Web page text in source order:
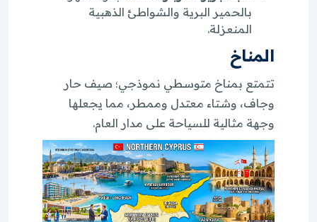
بالحمير البرية والشواطئ الذهبية
المنعزلة.
المناخ
تتمتع بمناخ متوسطي نموذجي؛ صيف حار
وجاف، وشتاء معتدل وممطر، مما يجعلها
وجهة مثالية للسياحة على مدار العام.